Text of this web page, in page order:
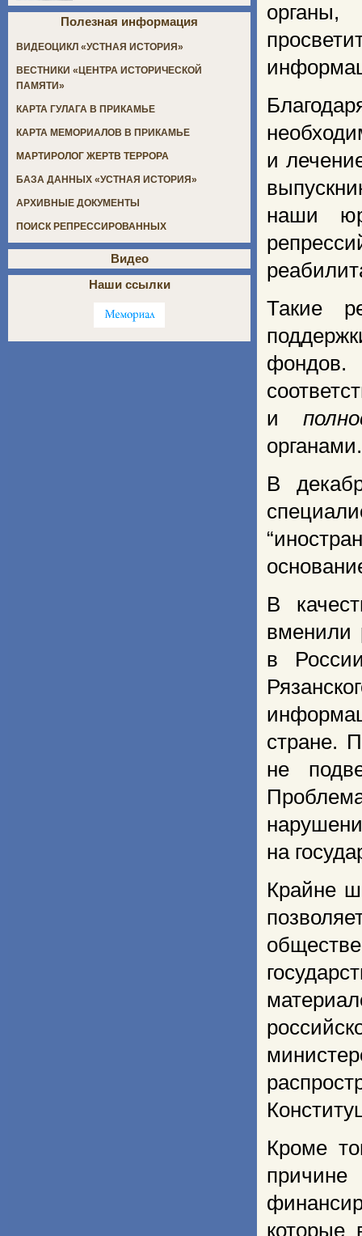
органы,
и
наши
Такие
фондов.
и
органами.
В
В
вменили
в
стране.
не
на
Крайне
Кроме
которые
Полезная информация
ВИДЕОЦИКЛ «УСТНАЯ ИСТОРИЯ»
ВЕСТНИКИ «ЦЕНТРА ИСТОРИЧЕСКОЙ
ПАМЯТИ»
КАРТА ГУЛАГА В ПРИКАМЬЕ
КАРТА МЕМОРИАЛОВ В ПРИКАМЬЕ
МАРТИРОЛОГ ЖЕРТВ ТЕРРОРА
БАЗА ДАННЫХ «УСТНАЯ ИСТОРИЯ»
АРХИВНЫЕ ДОКУМЕНТЫ
ПОИСК РЕПРЕССИРОВАННЫХ
Видео
Наши ссылки